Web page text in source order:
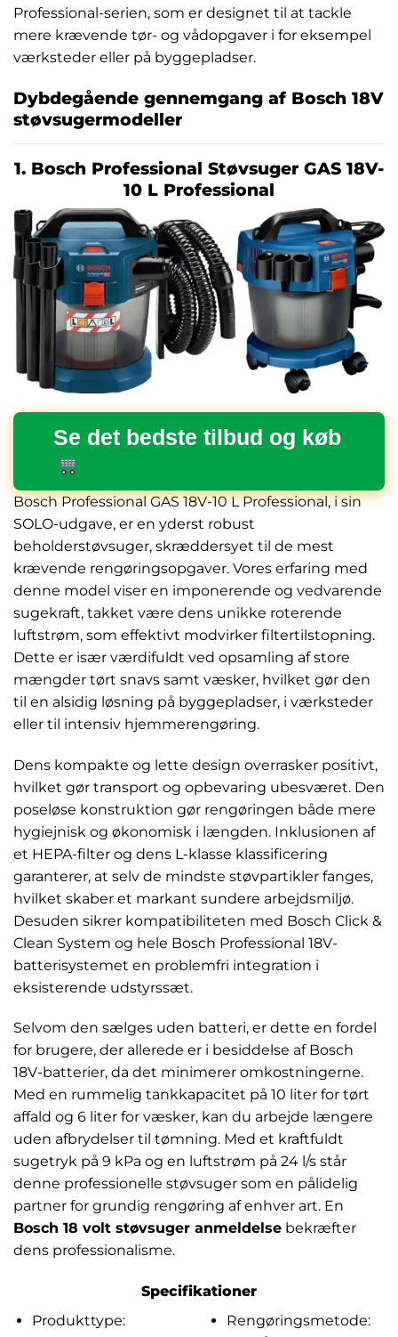
Professional-serien, som er designet til at tackle
mere krævende tør- og vådopgaver i for eksempel
værksteder eller på byggepladser.
Dybdegående gennemgang af Bosch 18V
støvsugermodeller
1. Bosch Professional Støvsuger GAS 18V-
10 L Professional
Se det bedste tilbud og køb
Bosch Professional GAS 18V-10 L Professional, i sin
SOLO-udgave, er en yderst robust
beholderstøvsuger, skræddersyet til de mest
krævende rengøringsopgaver. Vores erfaring med
denne model viser en imponerende og vedvarende
sugekraft, takket være dens unikke roterende
luftstrøm, som effektivt modvirker filtertilstopning.
Dette er især værdifuldt ved opsamling af store
mængder tørt snavs samt væsker, hvilket gør den
til en alsidig løsning på byggepladser, i værksteder
eller til intensiv hjemmerengøring.
Dens kompakte og lette design overrasker positivt,
hvilket gør transport og opbevaring ubesværet. Den
poseløse konstruktion gør rengøringen både mere
hygiejnisk og økonomisk i længden. Inklusionen af
et HEPA-filter og dens L-klasse klassificering
garanterer, at selv de mindste støvpartikler fanges,
hvilket skaber et markant sundere arbejdsmiljø.
Desuden sikrer kompatibiliteten med Bosch Click &
Clean System og hele Bosch Professional 18V-
batterisystemet en problemfri integration i
eksisterende udstyrssæt.
Selvom den sælges uden batteri, er dette en fordel
for brugere, der allerede er i besiddelse af Bosch
18V-batterier, da det minimerer omkostningerne.
Med en rummelig tankkapacitet på 10 liter for tørt
affald og 6 liter for væsker, kan du arbejde længere
uden afbrydelser til tømning. Med et kraftfuldt
sugetryk på 9 kPa og en luftstrøm på 24 l/s står
denne professionelle støvsuger som en pålidelig
partner for grundig rengøring af enhver art. En
Bosch 18 volt støvsuger anmeldelse bekræfter
dens professionalisme.
Specifikationer
Produkttype:
Rengøringsmetode: